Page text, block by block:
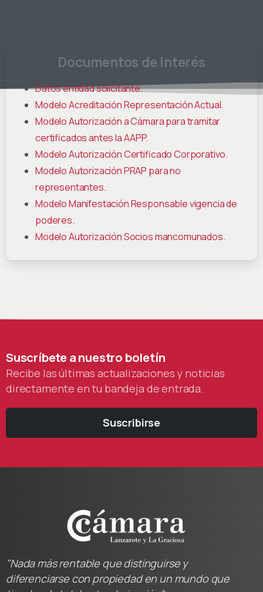
Documentos de Interés
Datos entidad solicitante.
Modelo Acreditación Representación Actual.
Modelo Autorización a Cámara para tramitar
certificados antes la AAPP.
Modelo Autorización Certificado Corporativo.
Modelo Autorización PRAP para no
representantes.
Modelo Manifestación Responsable vigencia de
poderes.
Modelo Autorización Socios mancomunados.
Suscríbeteanuestro boletín
Recibe las últimas actualizaciones y noticias
directamente en tu bandeja de entrada.
Suscribirse
"Nada más rentable que distinguirse y
diferenciarse con propiedad en un mundo que